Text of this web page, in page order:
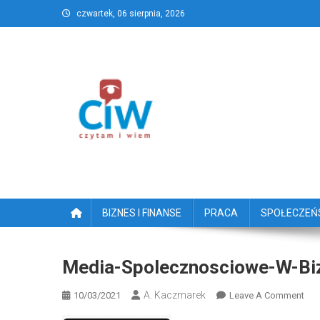
to
czwartek, 06 sierpnia, 2026
CzytamiWiem.pl –
BIZNES I FINANSE PRACA
Media-Spolecznosciowe-W-
10/03/2021 A. Kaczmarek Leave A CommentOn